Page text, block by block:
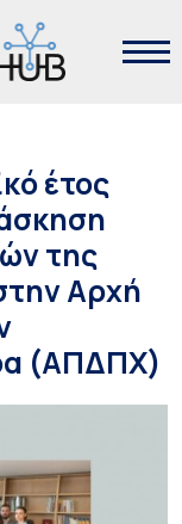
έτος
της
Αρχή
(ΑΠΔΠΧ)